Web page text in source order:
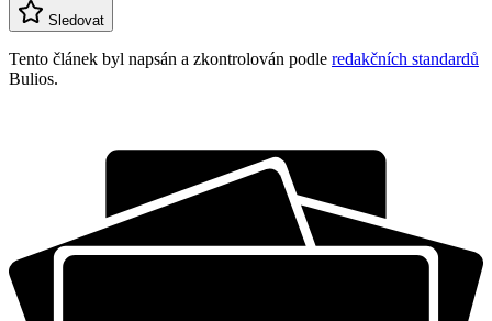
Sledovat
Tento článek byl napsán a zkontrolován podle redakčních standardů
Bulios.